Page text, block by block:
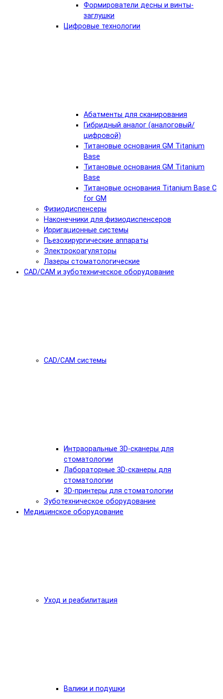
Формирователи десны и винты-
заглушки
Цифровые технологии
Абатменты для сканирования
Гибридный аналог (аналоговый/
цифровой)
Титановые основания GM Titanium
Base
Титановые основания GM Titanium
Base
Титановые основания Titanium Base C
for GM
Физиодиспенсеры
Наконечники для физиодиспенсеров
Ирригационные системы
Пьезохирургические аппараты
Электрокоагуляторы
Лазеры стоматологические
CAD/CAM и зуботехническое оборудование
CAD/CAM системы
Интраоральные 3D-сканеры для
стоматологии
Лабораторные 3D-сканеры для
стоматологии
3D-принтеры для стоматологии
Зуботехническое оборудование
Медицинское оборудование
Уход и реабилитация
Валики и подушки